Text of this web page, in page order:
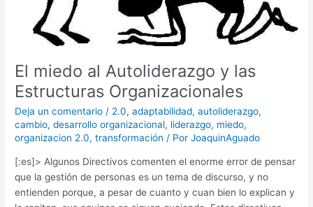
El miedo al Autoliderazgo y las
Estructuras Organizacionales
Deja un comentario / 2.0,adaptabilidad,autoliderazgo,
cambio,desarrollo organizacional, liderazgo, miedo,
organizacion 2.0,transformación / PorJoaquinAguado
[:es]> Algunos Directivos comenten el enorme error de pensar
que la gestión de personas es un tema de discurso, y no
entienden porque, a pesar de cuanto y cuan bien lo explican y